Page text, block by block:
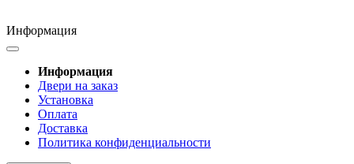
Информация
Информация
Двери на заказ
Установка
Оплата
Доставка
Политика конфиденциальности